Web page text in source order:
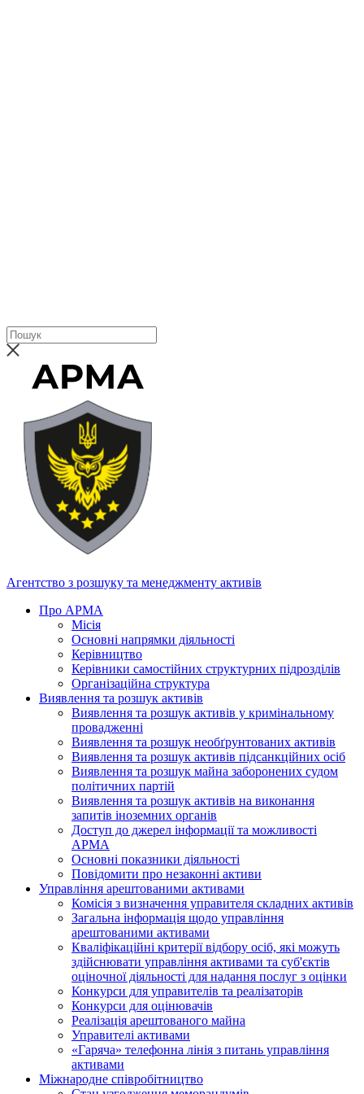
Агентство з розшуку та менеджменту активів
Про АРМА
Місія
Основні напрямки діяльності
Керівництво
Керівники самостійних структурних підрозділів
Організаційна структура
Виявлення та розшук активів
Виявлення та розшук активів у кримінальному
провадженні
Виявлення та розшук необґрунтованих активів
Виявлення та розшук активів підсанкційних осіб
Виявлення та розшук майна заборонених судом
політичних партій
Виявлення та розшук активів на виконання
запитів іноземних органів
Доступ до джерел інформації та можливості
АРМА
Основні показники діяльності
Повідомити про незаконні активи
Управління арештованими активами
Комісія з визначення управителя складних активів
Загальна інформація щодо управління
арештованими активами
Кваліфікаційні критерії відбору осіб, які можуть
здiйснювати управління активами та суб'єктів
оціночної діяльності для надання послуг з оцінки
Конкурси для управителів та реалізаторів
Конкурси для оцінювачів
Реалізація арештованого майна
Управителі активами
«Гаряча» телефонна лінія з питань управління
активами
Міжнародне співробітництво